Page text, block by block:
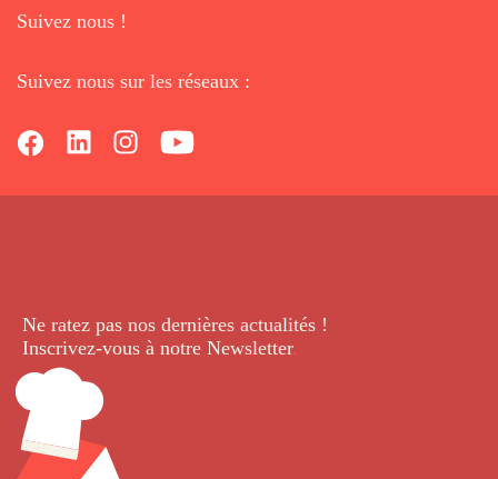
Suivez nous !
Suivez nous sur les réseaux :
Ne ratez pas nos dernières actualités !
Inscrivez-vous à notre Newsletter.